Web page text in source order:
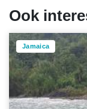
Ook
Jamaica